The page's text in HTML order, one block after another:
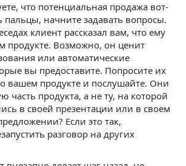
что потенциальная продажа вот-
пальцы, начните задавать вопросы.
клиент рассказал вам, что ему
продукте. Возможно, он ценит
или автоматические
вы предоставите. Попросите их
вашем продукте и послушайте. Они
часть продукта, а не ту, на которой
в своей презентации или в своем
Если это так,
разговор на других